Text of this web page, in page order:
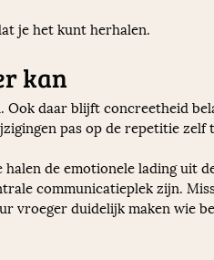
je het kunt herhalen.
kan
daar blijft concreetheid
pas op de repetitie
de emotionele lading uit
communicatieplek zijn.
vroeger duidelijk maken wie